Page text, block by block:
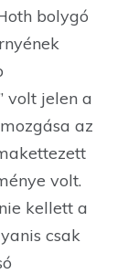
bolygó
volt jelen a
az
volt.
kellett a
csak